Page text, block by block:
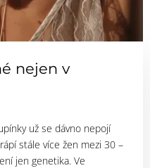
nejen v
už se dávno nepojí
stále více žen mezi 30 –
jen genetika. Ve